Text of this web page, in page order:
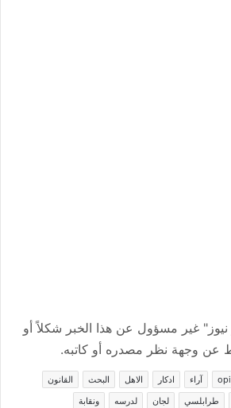
غير مسؤول عن هذا الخبر شكلاً أو
عن وجهة نظر مصدره أو كاتبه.
آراء ادكار الاهل البحث
القانون
طرابلسي لجان لدرسه ونقابة